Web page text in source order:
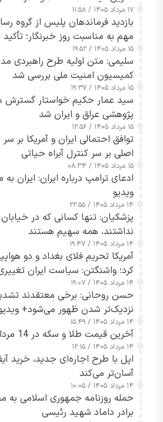
۱۷ مرداد ۱۴۰۵ / ۱۱:۵۸
بازدید فرماندهان پلیس از گروه
مهم به مناسبت روز خبرنگار؛
تقویت امنیت و اعتماد عمومی
۱۵ مرداد ۱۴۰۵ / ۱۹:۵۲
سلیمی: متن اولیه طرح راهبردی
کمیسیون امنیت ملی بررسی شد
۱۵ مرداد ۱۴۰۵ / ۱۹:۳۷
سید عمار حکیم خواستار گسترش
پژوهشی عراق و ایران شد
۱۵ مرداد ۱۴۰۵ / ۱۲:۵۶
توافق احتمالی ایران و آمریکا بر
اصلی بر سر کنترل آبراه حیاتی
۱۵ مرداد ۱۴۰۵ / ۰۸:۳۴
ادعای ترامپ درباره ایران: ایران
ویدیو
۱۴ مرداد ۱۴۰۵ / ۲۲:۵۵
پزشکیان: تنها کسانی که در خیابان
نداشتند، همه سهیم هستند
۱۴ مرداد ۱۴۰۵ / ۱۹:۴۷
آمریکا تحریم فلای بغداد و دو
کرد؛ واشنگتن: سیاست ایران
۱۴ مرداد ۱۴۰۵ / ۱۹:۰۷
حسن روحانی: برخی معتقدند
نزدیک‌تر شدن ظهور می‌شود+
۱۴ مرداد ۱۴۰۵ / ۱۵:۴۹
آخرین قیمت طلا و سکه در 14 مرداد+ جدول
۱۴ مرداد ۱۴۰۵ / ۱۲:۱۵
اپل با طرح اجاره‌ای جدید، خرید
آسان‌تر می‌کند
۱۴ مرداد ۱۴۰۵ / ۱۰:۰۵
حمله روزنامه جمهوری اسلامی به
برادر داماد شهید رئیسی